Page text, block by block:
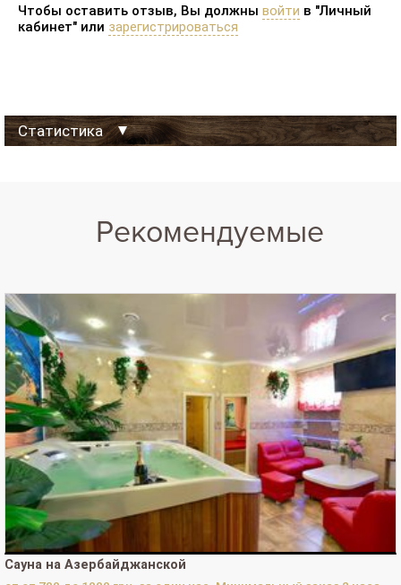
Чтобы оставить отзыв, Вы должны войти в "Личный
кабинет" или зарегистрироваться
Статистика
Просмотров Сайта-визитки за 30 дней:
Просмотров телефона на Сайте-визитке за сегодня:
Просмотров телефона на Сайте-визитке за 30 дней:
Просмотров телефона на Сайте-визитке за 365 дней:7
Просмотров телефона в каталоге за сегодня:
0
Просмотров телефона в каталоге за 30 дней:
0
Просмотров телефона в каталоге за 365 дней:
1
Нажатий кнопки "Перезвоните мне" за сегодня:
0
Нажатий кнопки "Перезвоните мне" за 30 дней:
0
Нажатий кнопки "Перезвоните мне" за 365 дней:
Рекомендуемые
Сауна на Азербайджанской